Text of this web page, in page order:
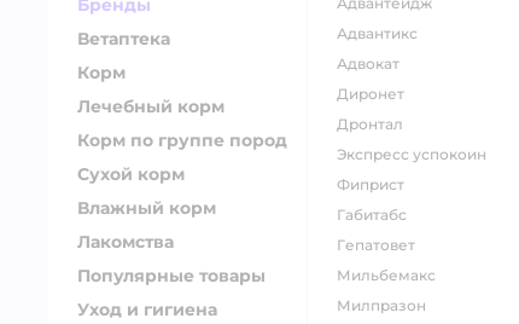
Бренды
Ветаптека
Корм
Лечебный корм
Корм по группе пород
Сухой корм
Влажный корм
Лакомства
Популярные товары
Уход и гигиена
адвантикс
адвокат
диронет
дронтал
экспресс успокоин
фиприст
габитабс
гепатовет
мильбемакс
милпразон